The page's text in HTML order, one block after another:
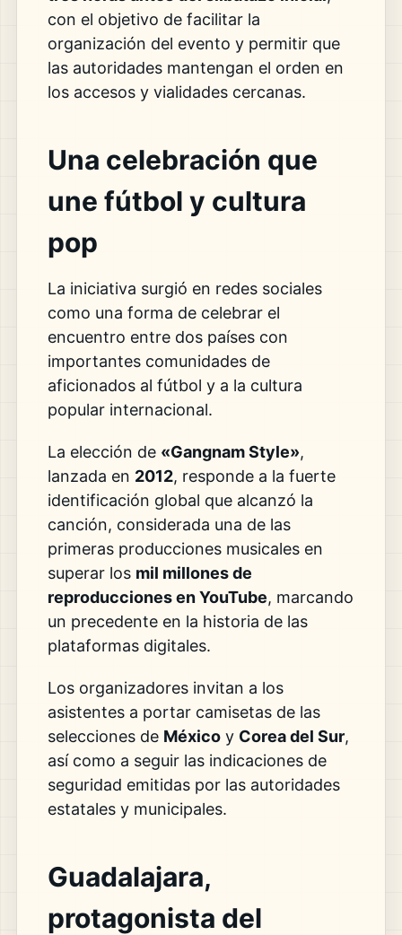
con el objetivo de facilitar la
organización del evento y permitir que
las autoridades mantengan el orden en
los accesos y vialidades cercanas.
Una celebración que
une fútbol y cultura
pop
La iniciativa surgió en redes sociales
como una forma de celebrar el
encuentro entre dos países con
importantes comunidades de
aficionados al fútbol y a la cultura
popular internacional.
La elección de «Gangnam Style»,
lanzada en 2012, responde a la fuerte
identificación global que alcanzó la
canción, considerada una de las
primeras producciones musicales en
superar los mil millones de
reproducciones en YouTube, marcando
un precedente en la historia de las
plataformas digitales.
Los organizadores invitan a los
asistentes a portar camisetas de las
selecciones de Méxicoy Corea del Sur,
así como a seguir las indicaciones de
seguridad emitidas por las autoridades
estatales y municipales.
Guadalajara,
protagonista del